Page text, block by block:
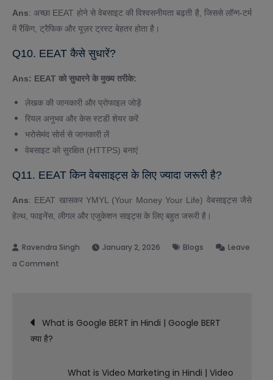
Ans: अच्छा EEAT होने से वेबसाइट की विश्वसनीयता बढ़ती है, जिससे लॉन्ग-टर्म
में रैंकिंग, ट्रैफिक और यूज़र ट्रस्ट बेहतर होता है।
Q10. EEAT कैसे सुधारें?
Ans: EEAT को सुधारने के मुख्य तरीके:
लेखक की जानकारी और प्रोफाइल जोड़ें
रियल अनुभव और केस स्टडी शेयर करें
भरोसेमंद सोर्स से जानकारी लें
वेबसाइट को सुरक्षित (HTTPS) बनाएं
Q11. EEAT किन वेबसाइट्स के लिए ज्यादा जरूरी है?
Ans: EEAT खासकर YMYL (Your Money Your Life) वेबसाइट्स जैसे
हेल्थ, फाइनेंस, लीगल और एजुकेशन साइट्स के लिए बहुत जरूरी है।
January 2, 2026 Blogs
Leave
a Comment
EEAT
Post
navigation
What is Google BERT in Hindi | Google BERT
क्या है?
What is Video Marketing in Hindi | Video